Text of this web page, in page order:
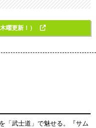
曜更新！）
「武士道」で魅せる。『サム